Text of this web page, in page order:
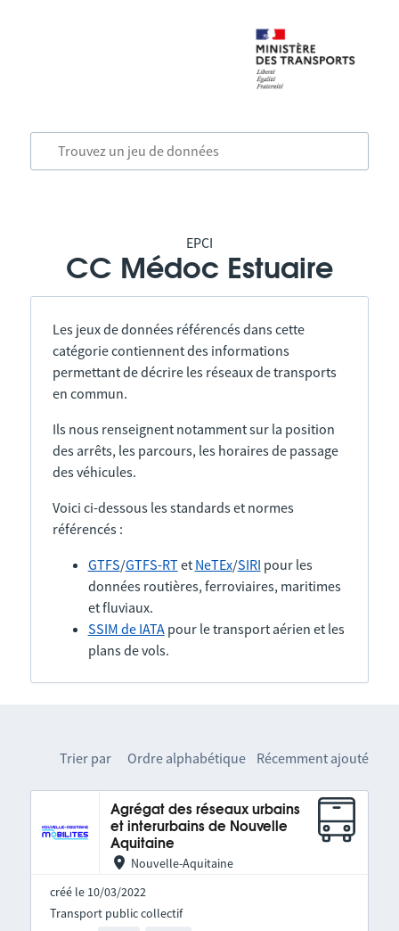
EPCI
CC Médoc Estuaire
Les jeux de données référencés dans cette
catégorie contiennent des informations
permettant de décrire les réseaux de transports
en commun.
Ils nous renseignent notamment sur la position
des arrêts, les parcours, les horaires de passage
des véhicules.
Voici ci-dessous les standards et normes
référencés :
GTFS/GTFS-RTet NeTEx/SIRI pour les
données routières, ferroviaires, maritimes
et fluviaux.
SSIM de IATApour le transport aérien et les
plans de vols.
Trier par Ordre alphabétique Récemment ajouté
Agrégat des réseaux urbains
et interurbains de Nouvelle
Aquitaine
Nouvelle-Aquitaine
créé le 10/03/2022
Transport public collectif